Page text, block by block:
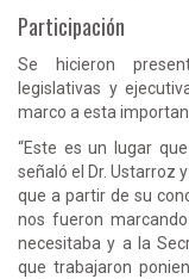
Participación
Se hicieron
legislativas y
marco a esta
“Este es un lugar
señaló el Dr. Ustarroz
que a partir de su
nos fueron
necesitaba y a la
que trabajaron